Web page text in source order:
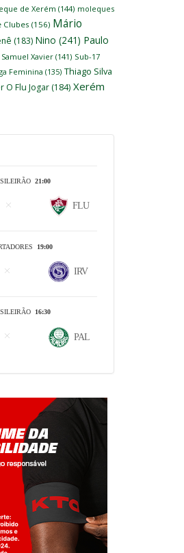
de Xerém (144) moleques
Clubes (156) Mário
(183) Nino (241) Paulo
Samuel Xavier (141) Sub-17
Feminina (135) Thiago Silva
O Flu Jogar (184) Xerém
21:00
FLU
19:00
IRV
16:30
PAL